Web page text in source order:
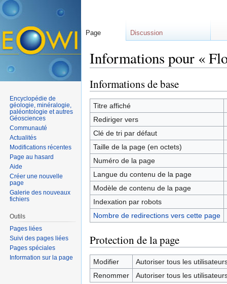
Informations pour «
Informations de base
Titre affiché
Rediriger vers
Clé de tri par défaut
Taille de la page (en octets)
Numéro de la page
Langue du contenu de la page
Modèle de contenu de la page
Indexation par robots
Nombre de redirections vers cette page
Protection de la page
Modifier
Autoriser tous les
Renommer
Autoriser tous les
Page Discussion
Encyclopédie de
géologie, minéralogie,
paléontologie et autres
Géosciences
Communauté
Actualités
Modifications récentes
Page au hasard
Aide
Créer une nouvelle
page
Galerie des nouveaux
fichiers
Outils
Pages liées
Suivi des pages liées
Pages spéciales
Information sur la page